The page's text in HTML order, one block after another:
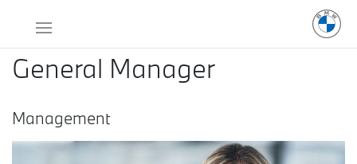
General Manager
Management